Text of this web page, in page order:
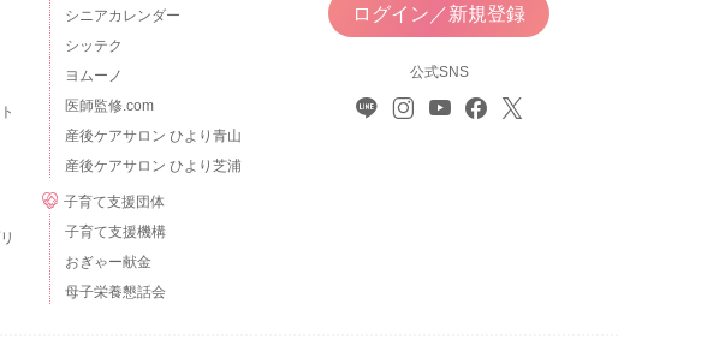
シニアカレンダー
シッテク
ヨムーノ
医師監修.com
産後ケアサロン ひより青山
産後ケアサロン ひより芝浦
子育て支援団体
子育て支援機構
おぎゃー献金
母子栄養懇話会
ログイン／新規登録
公式SNS